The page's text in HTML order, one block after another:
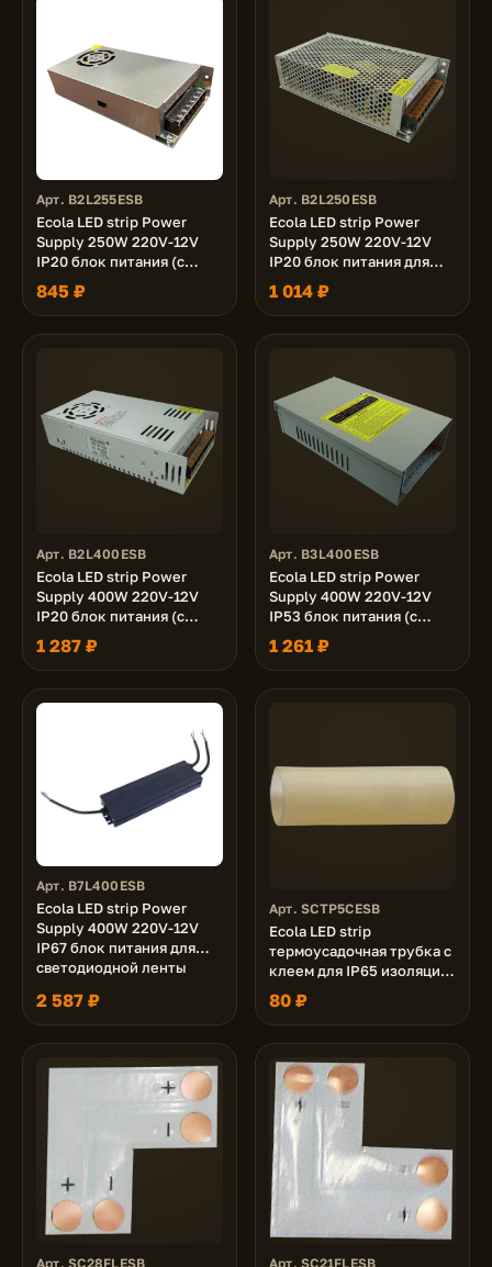
Арт. B2L255ESB
Ecola LED strip Power
Supply 250W 220V-12V
IP20 блок питания (с
вентилятором) для
светодиодной ленты
845 ₽
Арт. B2L250ESB
Ecola LED strip Power
Supply 250W 220V-12V
IP20 блок питания для
светодиодной ленты
1 014 ₽
Арт. B2L400ESB
Ecola LED strip Power
Supply 400W 220V-12V
IP20 блок питания (с
вентилятором) для
светодиодной ленты
1 287 ₽
Арт. B3L400ESB
Ecola LED strip Power
Supply 400W 220V-12V
IP53 блок питания (с
вентилятором) для
светодиодной ленты
1 261 ₽
Арт. B7L400ESB
Ecola LED strip Power
Supply 400W 220V-12V
IP67 блок питания для
светодиодной ленты
2 587 ₽
Арт. SCTP5CESB
Ecola LED strip
термоусадочная трубка с
клеем для IP65 изоляции
5-и соединений 11х225
80 ₽
Арт. SC28FLESB Арт. SC21FLESB